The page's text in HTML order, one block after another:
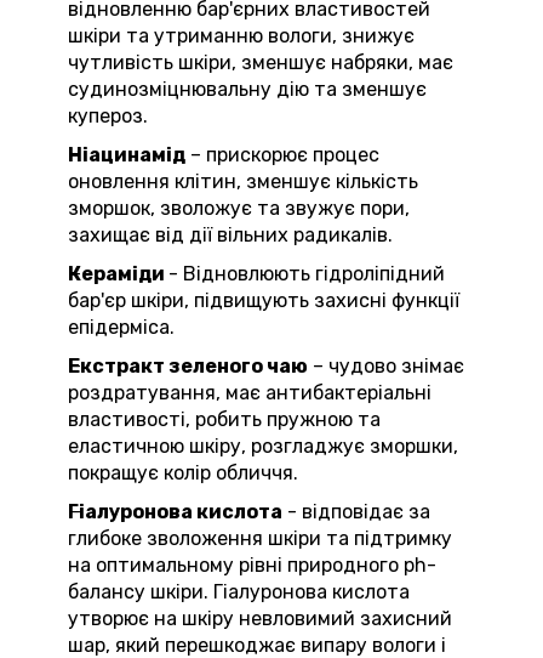
відновленню бар'єрних властивостей
шкіри та утриманню вологи, знижує
чутливість шкіри, зменшує набряки, має
судинозміцнювальну дію та зменшує
купероз.
Ніацинамід – прискорює процес
оновлення клітин, зменшує кількість
зморшок, зволожує та звужує пори,
захищає від дії вільних радикалів.
Кераміди - Відновлюють гідроліпідний
бар'єр шкіри, підвищують захисні функції
епідерміса.
Екстракт зеленого чаю – чудово знімає
роздратування, має антибактеріальні
властивості, робить пружною та
еластичною шкіру, розгладжує зморшки,
покращує колір обличчя.
Гіалуронова кислота - відповідає за
глибоке зволоження шкіри та підтримку
на оптимальному рівні природного ph-
балансу шкіри. Гіалуронова кислота
утворює на шкіру невловимий захисний
шар, який перешкоджає випару вологи і